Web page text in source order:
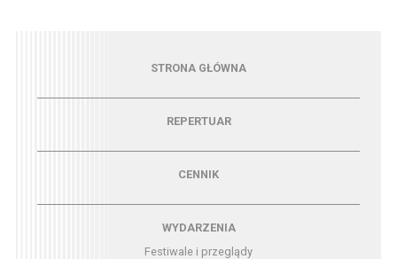
Menu - strona główna
STRONA GŁÓWNA
Menu - repertuarREPERTUAR
CENNIK
Menu - wydarzeniaWYDARZENIA
Festiwale i przeglądy